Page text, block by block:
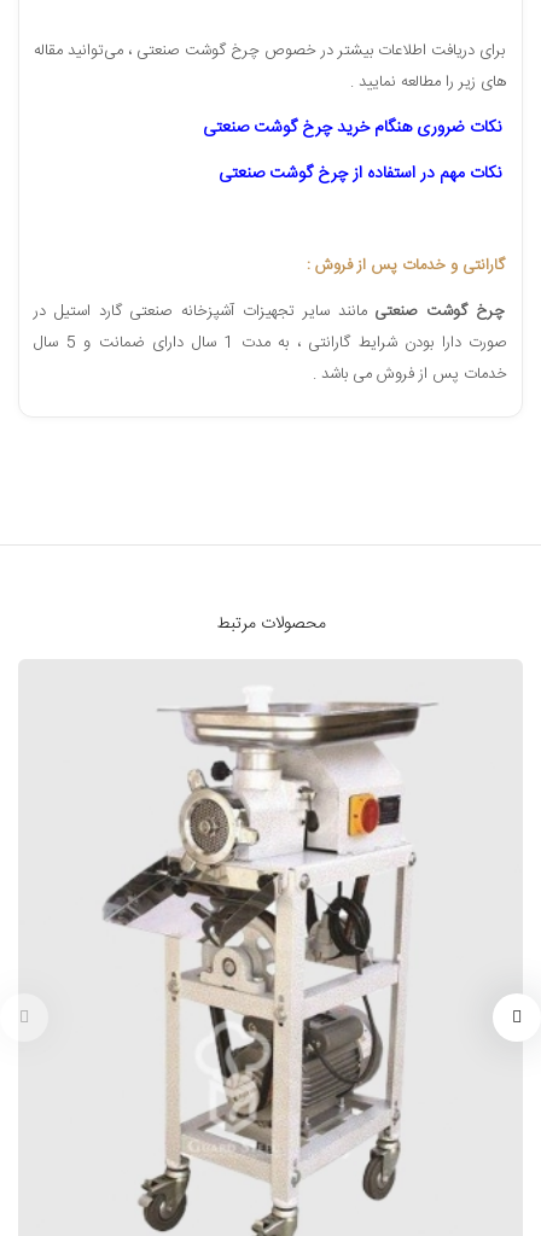
برای دریافت اطلاعات بیشتر در خصوص چرخ گوشت‌ صنعتی ، می‌توانید مقاله
های زیر را مطالعه نمایید .
نکات ضروری هنگام خرید چرخ گوشت صنعتی
نکات مهم در استفاده از چرخ گوشت صنعتی
گارانتی و خدمات پس از فروش :
چرخ گوشت صنعتی مانند سایر تجهیزات آشپزخانه صنعتی گارد استیل در
صورت دارا بودن شرایط گارانتی ، به مدت 1 سال دارای ضمانت و 5 سال
خدمات پس از فروش می باشد .
محصولات مرتبط